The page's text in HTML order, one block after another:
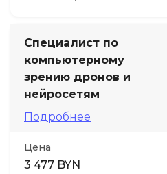
Специалист по
компьютерному
зрению дронов и
нейросетям
Подробнее
Цена
3 477 BYN